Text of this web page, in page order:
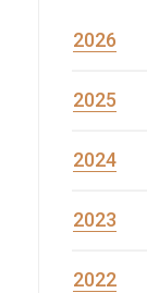
2026
2025
2024
2023
2022